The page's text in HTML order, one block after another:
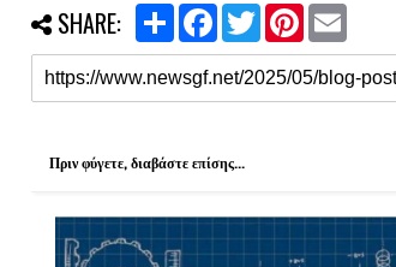
SHARE:
S
a
r
e
F
c
e
b
o
T
i
t
t
e
P
n
t
e
r
a
i
l
Πριν φύγετε, διαβάστε επίσης...